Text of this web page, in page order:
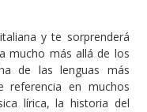
y te sorprenderá
mucho más allá de los
de las lenguas más
referencia en muchos
lírica, la historia del